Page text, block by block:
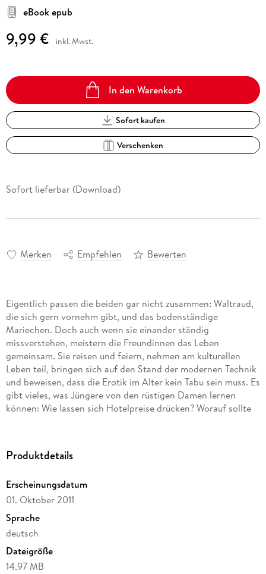
eBook epub
9,99 € inkl. Mwst.
In den Warenkorb
Sofort kaufen
Verschenken
Sofort lieferbar (Download)
Merken Empfehlen Bewerten
Eigentlich passen die beiden gar nicht zusammen: Waltraud,
die sich gern vornehm gibt, und das bodenständige
Mariechen. Doch auch wenn sie einander ständig
missverstehen, meistern die Freundinnen das Leben
gemeinsam. Sie reisen und feiern, nehmen am kulturellen
Leben teil, bringen sich auf den Stand der modernen Technik
und beweisen, dass die Erotik im Alter kein Tabu sein muss. Es
gibt vieles, was Jüngere von den rüstigen Damen lernen
können: Wie lassen sich Hotelpreise drücken? Worauf sollte
wenigstens für jede Menge Spaß gesorgt.
"Ein umwerfendes Buch!"
Badisches Tagblatt
Produktdetails
Erscheinungsdatum
01. Oktober 2011
Sprache
deutsch
Dateigröße
14,97 MB